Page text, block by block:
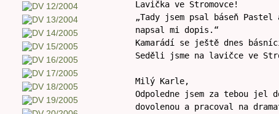
Lavička ve Stromovce!
„Tady jsem psal báseň
napsal mi dopis.“
Kamarádí se ještě dnes
Seděli jsme na lavičce ve
Milý Karle,
Odpoledne jsem za tebou jel
dovolenou a pracoval na